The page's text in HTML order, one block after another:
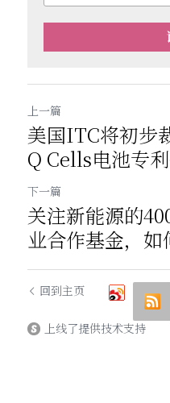
上一篇
美国ITC将初步
Q Cells电池专
下一篇
关注新能源的
业合作基金，如
回到主页
上线了提供技术支持